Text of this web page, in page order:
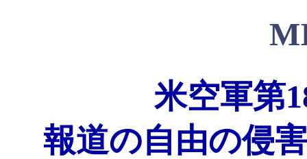
米空軍第
報道の自由の侵